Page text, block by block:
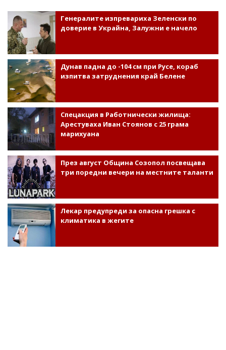
Генералите изпревариха Зеленски по
доверие в Украйна, Залужни е начело
Дунав падна до -104 см при Русе, кораб
изпитва затруднения край Белене
Спецакция в Работнически жилища:
Арестуваха Иван Стоянов с 25 грама
марихуана
През август Община Созопол посвещава
три поредни вечери на местните таланти
Лекар предупреди за опасна грешка с
климатика в жегите